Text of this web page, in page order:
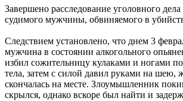
Завершено расследование уголовного
судимого мужчины, обвиняемого в
Следствием установлено, что днем 3
мужчина в состоянии алкогольного
избил сожительницу кулаками и ногами
тела, затем с силой давил руками на шею,
скончалась на месте. Злоумышленник
скрылся, однако вскоре был найти и